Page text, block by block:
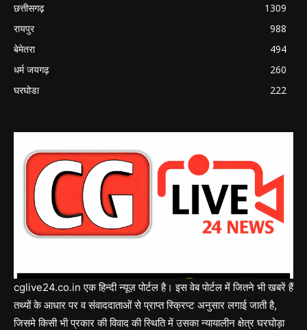
छत्तीसगढ़
1309
रायपुर
988
बेमेतरा
494
धर्म जयगढ़
260
घरघोडा
222
cglive24.co.in एक हिन्दी न्यूज़ पोर्टल है। इस वेब पोर्टल में जितने भी खबरें हैं
तथ्यों के आधार पर व संवाददाताओं से प्राप्त स्क्रिप्ट अनुसार लगाई जाती है,
जिसमे किसी भी प्रकार की विवाद की स्थिति में उसका न्यायालीन क्षेत्र घरघोड़ा